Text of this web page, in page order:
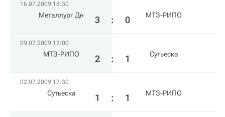
16.07.2009 18:30
Металлург Дн 3 : 0 МТЗ-РИПО
09.07.2009 17:00
МТЗ-РИПО 2 : 1 Сутьеска
02.07.2009 17:30
Сутьеска 1 : 1 МТЗ-РИПО